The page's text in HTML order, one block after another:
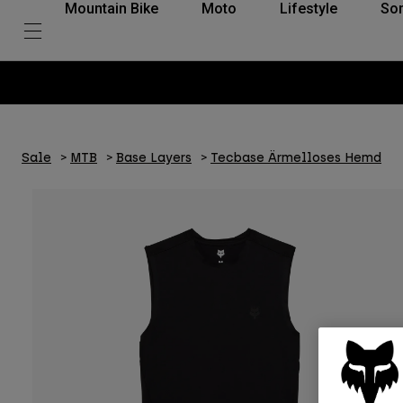
Mountain Bike Moto Lifestyle
Sale MTB Base Layers Tecbase Ärmelloses Hemd